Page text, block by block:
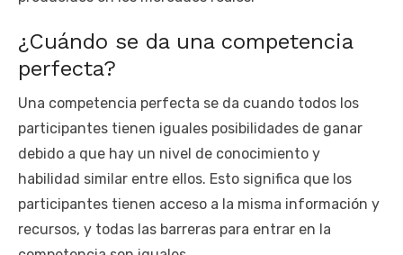
¿Cuándo se da una competencia
perfecta?
Una competencia perfecta se da cuando todos los
participantes tienen iguales posibilidades de ganar
debido a que hay un nivel de conocimiento y
habilidad similar entre ellos. Esto significa que los
participantes tienen acceso a la misma información y
recursos, y todas las barreras para entrar en la